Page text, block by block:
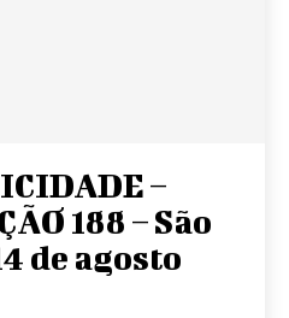
–
188 – São
de agosto